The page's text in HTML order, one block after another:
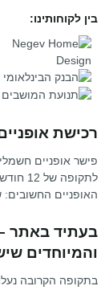
בין לקוחותינו:
רכישת
פישר אופניים
האופניים החשובים:
בעתיד באתר –
והמיוחדים
בתקופה הקרובה